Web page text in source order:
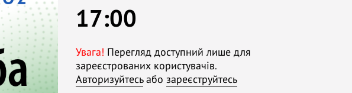
17:00
Увага! Перегляд доступний лише для
зареєстрованих користувачів.
Авторизуйтесьабо зареєструйтесь